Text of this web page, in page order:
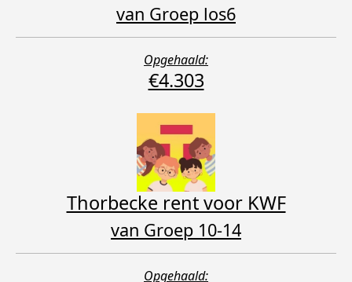
van Groep los6
Opgehaald:
€4.303
Thorbecke rent voor KWF
van Groep 10-14
Opgehaald: